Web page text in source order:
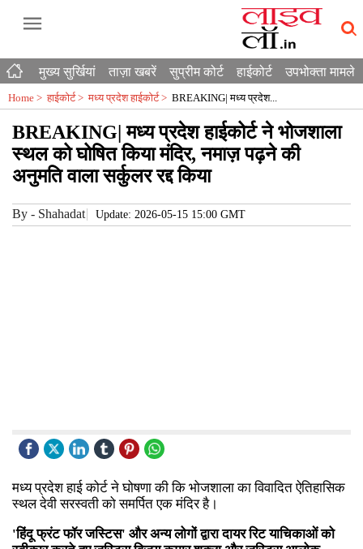
मुख्य सुर्खियां ताज़ा खबरें सुप्रीम कोर्ट हाईकोर्ट उपभोक्ता मामले
Home >हाईकोर्ट>मध्य प्रदेश हाईकोर्ट> BREAKING| मध्य प्रदेश...
BREAKING| मध्य प्रदेश हाईकोर्ट ने भोजशाला
स्थल को घोषित किया मंदिर, नमाज़ पढ़ने की
अनुमति वाला सर्कुलर रद्द किया
By - Shahadat Update: 2026-05-15 15:00 GMT
मध्य प्रदेश हाई कोर्ट ने घोषणा की कि भोजशाला का विवादित ऐतिहासिक
स्थल देवी सरस्वती को समर्पित एक मंदिर है।
'हिंदू फ्रंट फॉर जस्टिस' और अन्य लोगों द्वारा दायर रिट याचिकाओं को